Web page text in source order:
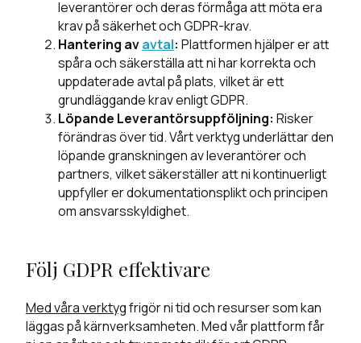
leverantörer och deras förmåga att möta era
krav på säkerhet och GDPR-krav.
Hantering avavtal: Plattformen hjälper er att
spåra och säkerställa att ni har korrekta och
uppdaterade avtal på plats, vilket är ett
grundläggande krav enligt GDPR.
Löpande Leverantörsuppföljning: Risker
förändras över tid. Vårt verktyg underlättar den
löpande granskningen av leverantörer och
partners, vilket säkerställer att ni kontinuerligt
uppfyller er dokumentationsplikt och principen
om ansvarsskyldighet.
Följ GDPR effektivare
Med våra verktygfrigör ni tid och resurser som kan
läggas på kärnverksamheten. Med vår plattform får